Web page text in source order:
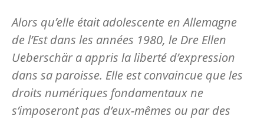
Alors qu’elle était adolescente en Allemagne
de l’Est dans les années 1980, le Dre Ellen
Ueberschär a appris la liberté d’expression
dans sa paroisse. Elle est convaincue que les
droits numériques fondamentaux ne
s’imposeront pas d’eux-mêmes ou par des